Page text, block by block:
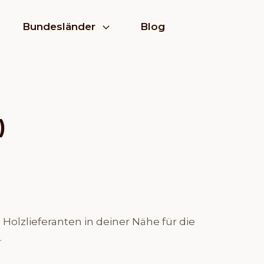
Bundesländer Blog
in deiner Nähe für die